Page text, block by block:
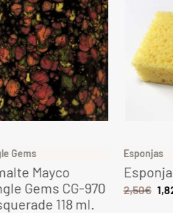
Esponjas
Esponja amarilla taco
2,50 € 1,82€
Gres